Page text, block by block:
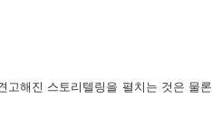
고해진 스토리텔링을 펼치는 것은 물론